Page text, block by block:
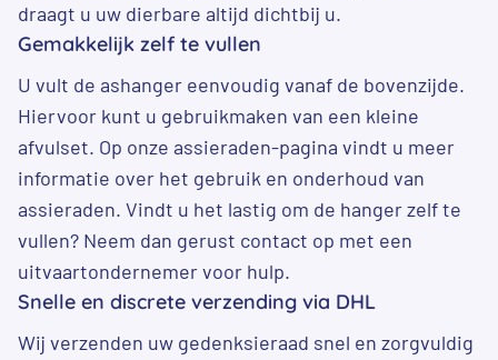
draagt u uw dierbare altijd dichtbij u.
Gemakkelijk zelf te vullen
U vult de ashanger eenvoudig vanaf de bovenzijde.
Hiervoor kunt u gebruikmaken van een kleine
afvulset. Op onze assieraden-pagina vindt u meer
informatie over het gebruik en onderhoud van
assieraden. Vindt u het lastig om de hanger zelf te
vullen? Neem dan gerust contact op met een
uitvaartondernemer voor hulp.
Snelle en discrete verzending via DHL
Wij verzenden uw gedenksieraad snel en zorgvuldig